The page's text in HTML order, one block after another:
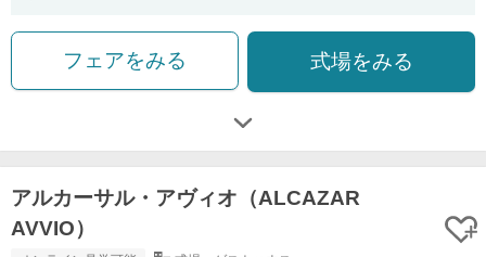
フェアをみる 式場をみる
アルカーサル・アヴィオ（ALCAZAR
AVVIO）